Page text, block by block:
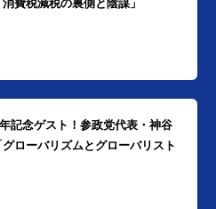
費税減税の裏側と陰謀」
記念ゲスト！参政党代表・神谷
ローバリズムとグローバリスト